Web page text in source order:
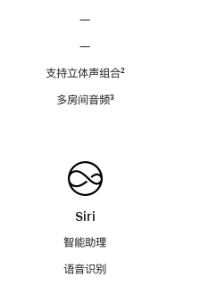
—
—
支持立体声组合脚
²
多房间音频脚
³
Siri
智能助理
语音识别